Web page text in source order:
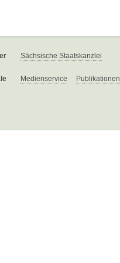
Sächsische Staatskanzlei
Medienservice Publikationen